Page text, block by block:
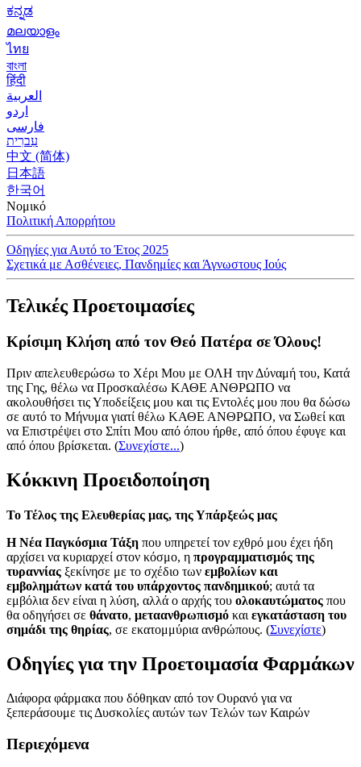
ಕನ್ನಡ
മലയാളം
ไทย
বাংলা
हिंदी
العربية
اردو
فارسی
עִברִית
中文 (简体)
日本語
한국어
Νομικό
Πολιτική Απορρήτου
Οδηγίες για Αυτό το Έτος 2025
Σχετικά με Ασθένειες, Πανδημίες και Άγνωστους Ιούς
Τελικές Προετοιμασίες
Κρίσιμη Κλήση από τον Θεό Πατέρα σε Όλους!
Πριν απελευθερώσω το Χέρι Μου με ΟΛΗ την Δύναμή του, Κατά
της Γης, θέλω να Προσκαλέσω ΚΑΘΕ ΑΝΘΡΩΠΟ να
ακολουθήσει τις Υποδείξεις μου και τις Εντολές μου που θα δώσω
σε αυτό το Μήνυμα γιατί θέλω ΚΑΘΕ ΑΝΘΡΩΠΟ, να Σωθεί και
να Επιστρέψει στο Σπίτι Μου από όπου ήρθε, από όπου έφυγε και
από όπου βρίσκεται. (Συνεχίστε...)
Κόκκινη Προειδοποίηση
Το Τέλος της Ελευθερίας μας, της Υπάρξεώς μας
Η Νέα Παγκόσμια Τάξη που υπηρετεί τον εχθρό μου έχει ήδη
αρχίσει να κυριαρχεί στον κόσμο, η προγραμματισμός της
τυραννίας ξεκίνησε με το σχέδιο των εμβολίων και
εμβολημάτων κατά του υπάρχοντος πανδημικού; αυτά τα
εμβόλια δεν είναι η λύση, αλλά ο αρχής του ολοκαυτώματος που
θα οδηγήσει σε θάνατο, μεταανθρωπισμό και εγκατάσταση του
σημάδι της θηρίας, σε εκατομμύρια ανθρώπους. (Συνεχίστε)
Οδηγίες για την Προετοιμασία Φαρμάκων
Διάφορα φάρμακα που δόθηκαν από τον Ουρανό για να
ξεπεράσουμε τις Δυσκολίες αυτών των Τελών των Καιρών
Περιεχόμενα